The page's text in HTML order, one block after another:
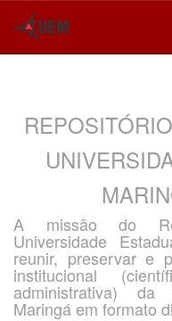
A missão do
Universidade
reunir, preservar e
institucional
administrativa) da
Maringá em formato